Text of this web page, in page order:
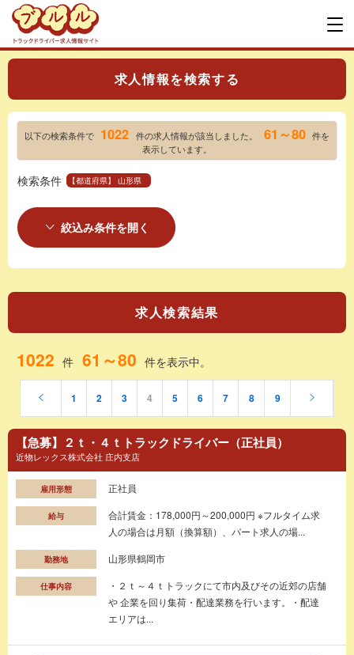
求人情報を検索する
以下の検索条件で 1022 件の求人情報が該当しました。 61～80 件を
表示しています。
検索条件 【都道府県】 山形県
絞込み条件を開く
求人検索結果
1022 件 61～80 件を表示中。
1 2 3 4 5 6 7 8 9
【急募】２ｔ・４ｔトラックドライバー（正社員）
近物レックス株式会社 庄内支店
雇用形態 正社員
給与
合計賃金：178,000円～200,000円 ※フルタイム求
人の場合は月額（換算額）、パート求人の場...
勤務地 山形県鶴岡市
仕事内容
・２ｔ～４ｔトラックにて市内及びその近郊の店舗
や 企業を回り集荷・配達業務を行います。・配達
エリアは...